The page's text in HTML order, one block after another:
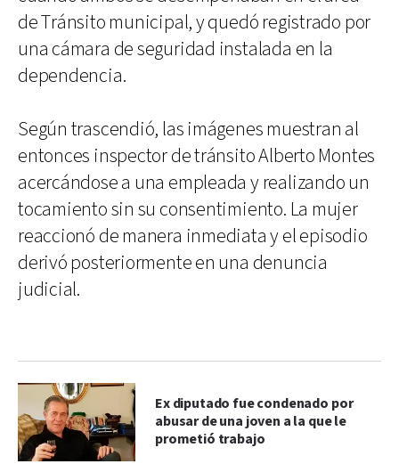
de Tránsito municipal, y quedó registrado por
una cámara de seguridad instalada en la
dependencia.
Según trascendió, las imágenes muestran al
entonces inspector de tránsito Alberto Montes
acercándose a una empleada y realizando un
tocamiento sin su consentimiento. La mujer
reaccionó de manera inmediata y el episodio
derivó posteriormente en una denuncia
judicial.
Ex diputado fue condenado por
abusar de una joven a la que le
prometió trabajo